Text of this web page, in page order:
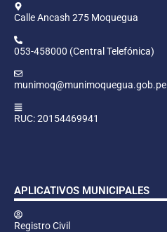
Calle Ancash 275 Moquegua
053-458000 (Central Telefónica)
munimoq@munimoquegua.gob.pe
RUC: 20154469941
APLICATIVOS MUNICIPALES
Registro Civil